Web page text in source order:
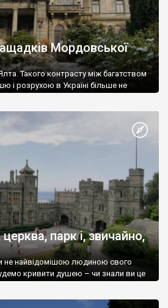
Мордовської
Такого контрасту між багатством
і розрухою в Україні більше не
парк і, звичайно,
не найвідомішою людиною свого
кривити душею – чи знали ви це